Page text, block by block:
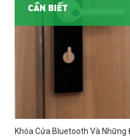
Khóa Cửa Bluetooth Và Những